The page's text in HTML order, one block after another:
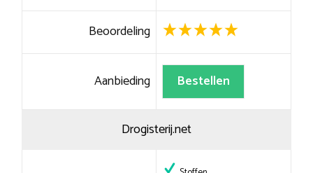
Beoordeling
Aanbieding Bestellen
Drogisterij.net